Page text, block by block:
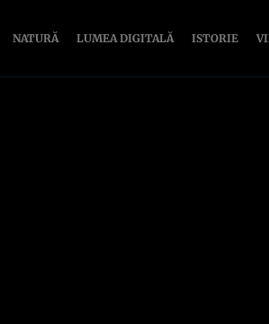
NATURĂ LUMEA DIGITALĂ ISTORIE